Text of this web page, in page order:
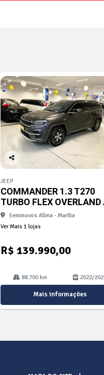
Co
arti
lhe
JEEP
COMMANDER 1.3 T270
TURBO FLEX OVERLAND
Seminovos Allma - Marília
Ver Mais 1 lojas
R$ 139.990,00
88.700 km 2022/
Mais informações